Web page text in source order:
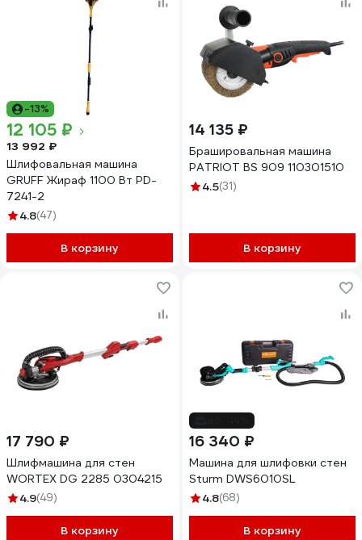
-13%
12 105 ₽
13 992 ₽
Шлифовальная машина
GRUFF Жираф 1100 Вт PD-
7241-2
4.8(47)
В корзину
14 135 ₽
Брашировальная машина
PATRIOT BS 909 110301510
4.5(31)
В корзину
17 790 ₽
Шлифмашина для стен
WORTEX DG 2285 0304215
4.9(49)
В корзину
16 340 ₽
Машина для шлифовки стен
Sturm DWS6010SL
4.8(68)
В корзину